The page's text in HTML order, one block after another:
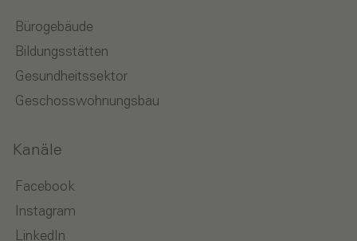
Bürogebäude
Bildungsstätten
Gesundheitssektor
Geschosswohnungsbau
Kanäle
Facebook
Instagram
LinkedIn